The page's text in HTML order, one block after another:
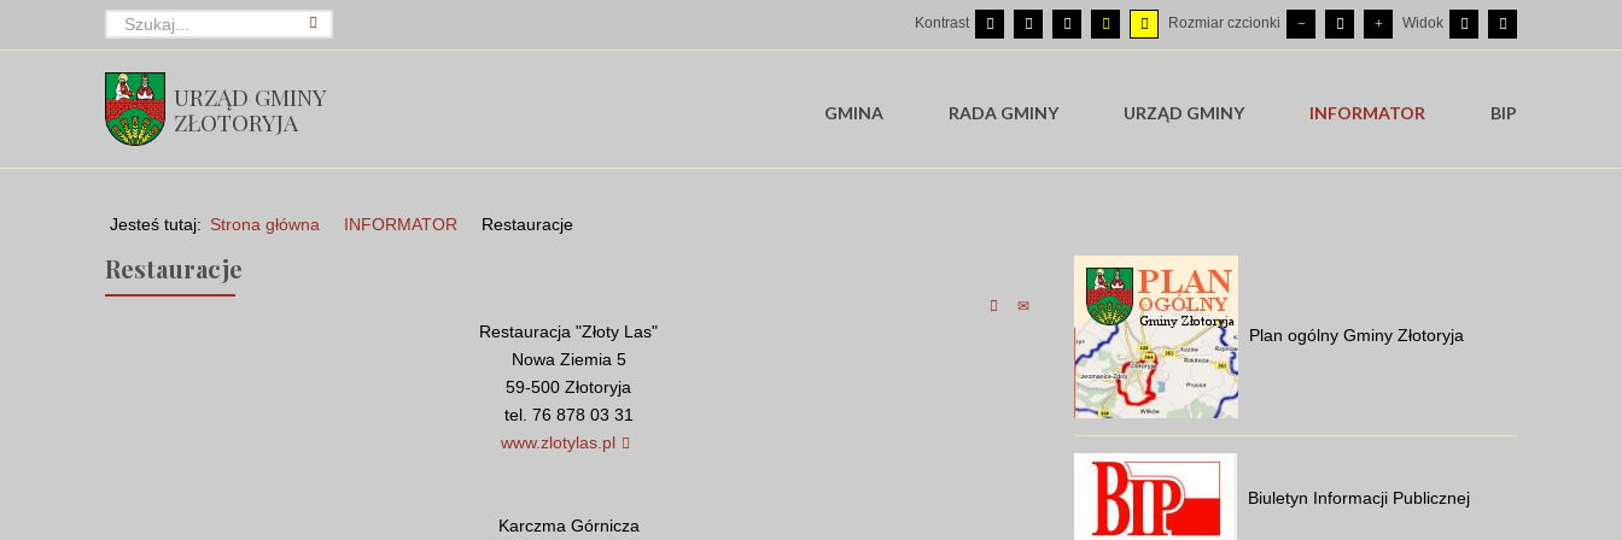
Kontrast Rozmiar czcionki Widok
URZĄD GMINY
ZŁOTORYJA
GMINA RADA GMINY URZĄD GMINY INFORMATOR BIP
Jesteś tutaj: Strona główna INFORMATOR Restauracje
Restauracje
Restauracja "Złoty Las"
Nowa Ziemia 5
59-500 Złotoryja
tel. 76 878 03 31
www.zlotylas.pl
Karczma Górnicza
Plan ogólny Gminy Złotoryja
Biuletyn Informacji Publicznej